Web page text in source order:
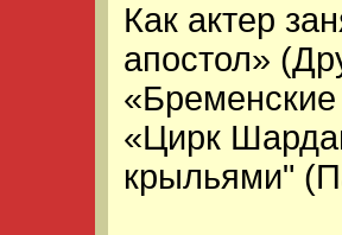
Как актер
апостол»
«Цирк
крыльями"